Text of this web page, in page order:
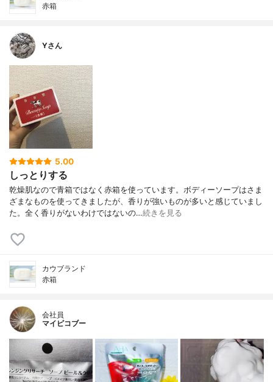
赤箱
Yさん
5.00
しっとりする
乾燥肌なので青箱ではなく赤箱を使っています。ボディーソープはさま
ざまなものを使ってきましたが、香りが強いものが多いと感じていまし
た。全く香りがないわけではないの…続きを見る
カウブランド
赤箱
会社員
マイピコブー